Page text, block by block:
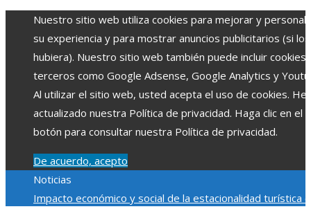
Nuestro sitio web utiliza cookies para mejorar y
su experiencia y para mostrar anuncios publicitarios (si los
hubiera). Nuestro sitio web también puede incluir cookies
terceros como Google Adsense, Google Analytics y
Al utilizar el sitio web, usted acepta el uso de cookies.
actualizado nuestra Política de privacidad. Haga clic en el
botón para consultar nuestra Política de privacidad.
De acuerdo, acepto
Noticias
Impacto económico y social de la estacionalidad turística